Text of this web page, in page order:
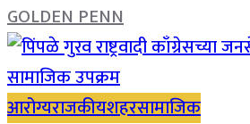
GOLDEN PENN
आरोग्यराजकीयशहरसामाजिक